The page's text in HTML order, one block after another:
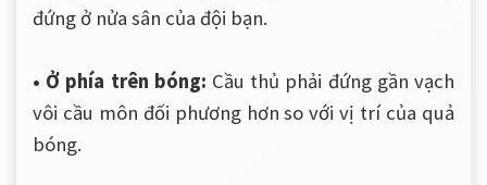
đứng ở nửa sân của đội bạn.
• Ở phía trên bóng: Cầu thủ phải đứng gần vạch
vôi cầu môn đối phương hơn so với vị trí của quả
bóng.